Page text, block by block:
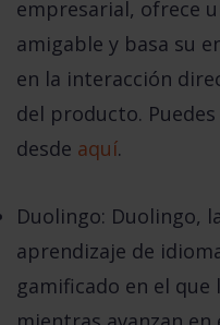
empresarial, ofrece
amigable y basa su
en la interacción
del producto.
desde aquí.
Duolingo: Duolingo,
aprendizaje de
gamificado en el